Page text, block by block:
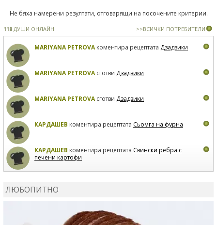
Не бяха намерени резултати, отговарящи на посочените критерии.
118 ДУШИ ОНЛАЙН >>ВСИЧКИ ПОТРЕБИТЕЛИ
MARIYANA PETROVAкоментира рецептата Дзадзики
MARIYANA PETROVAсготви Дзадзики
MARIYANA PETROVAсготви Дзадзики
КАРДАШЕВ коментира рецептата Сьомга на фурна
КАРДАШЕВ коментира рецептата Свински ребра с
печени картофи
ЛЮБОПИТНО